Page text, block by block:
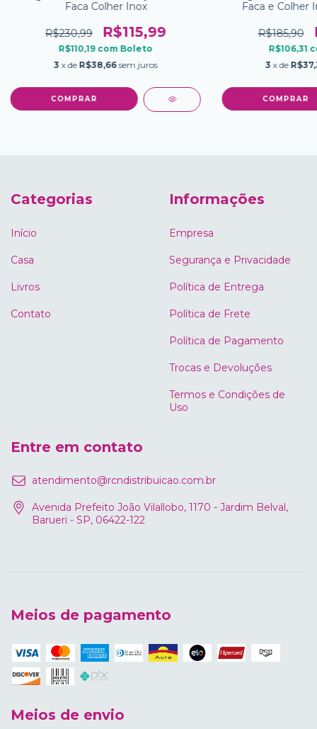
Faca Colher Inox
R$230,99 R$115,99
R$110,19 com Boleto
3 x de R$38,66 sem juros
Faca e Colher
R$185,90
R$106,31
3 x de
COMPRAR
Categorias
Início
Casa
Livros
Contato
Informações
Empresa
Segurança e Privacidade
Política de Entrega
Política de Frete
Política de Pagamento
Trocas e Devoluções
Termos e Condições de
Uso
Entre em contato
atendimento@rcndistribuicao.com.br
Avenida Prefeito João Vilallobo, 1170 - Jardim Belval,
Barueri - SP, 06422-122
Meios de pagamento
Meios de envio